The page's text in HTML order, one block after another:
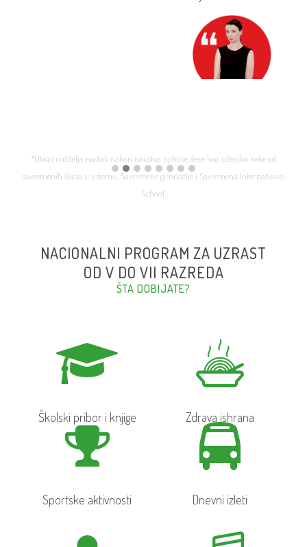
*Utisci roditelja nastali nakon iskustva njihove dece kao učenika neke od
savremenih škola u sistemu, Savremene gimnazije i Savremena International
School.
NACIONALNI PROGRAM ZA UZRAST
OD V DO VII RAZREDA
ŠTA DOBIJATE?
Školski pribor i knjige Zdrava ishrana
Sportske aktivnosti Dnevni izleti